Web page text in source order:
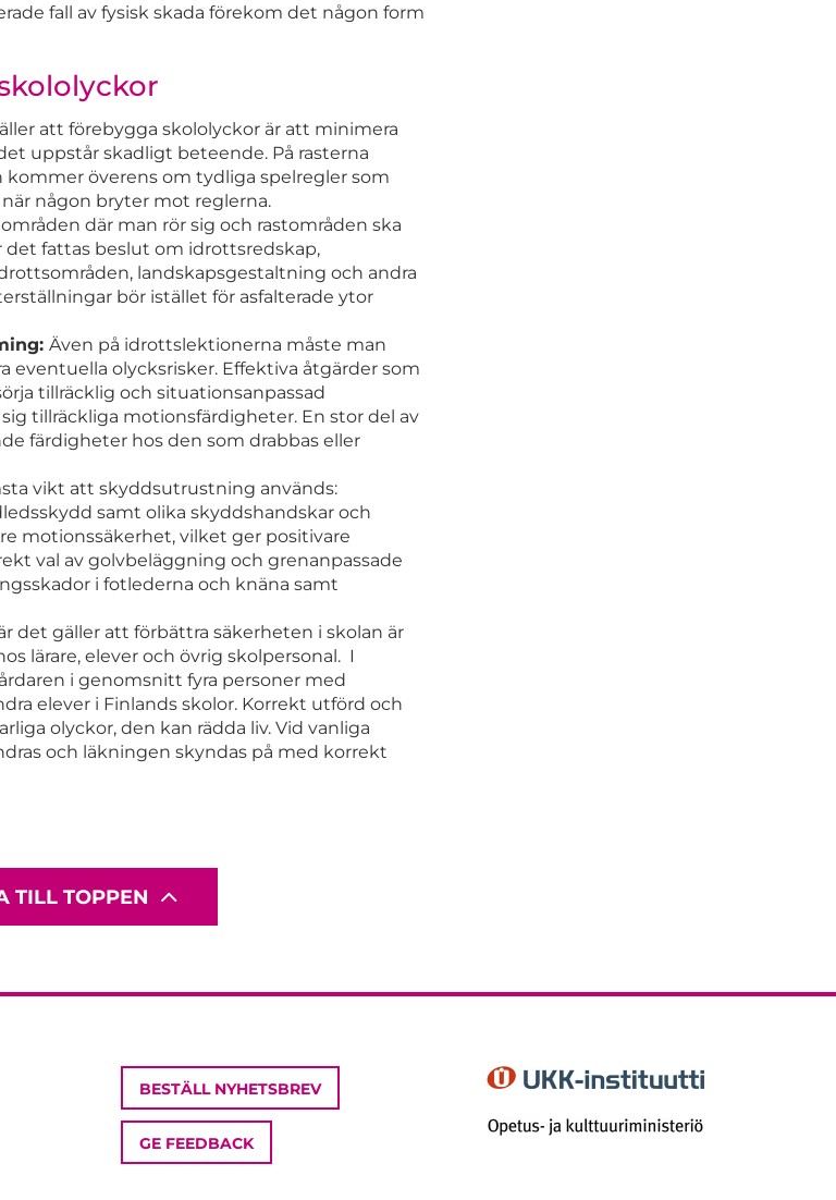
fall av fysisk skada förekom det någon form
att förebygga skololyckor är att minimera
uppstår skadligt beteende. På rasterna
överens om tydliga spelregler som
någon bryter mot reglerna.
där man rör sig och rastområden ska
fattas beslut om idrottsredskap,
landskapsgestaltning och andra
bör istället för asfalterade ytor
Även på idrottslektionerna måste man
eventuella olycksrisker. Effektiva åtgärder som
tillräcklig och situationsanpassad
tillräckliga motionsfärdigheter. En stor del av
färdigheter hos den som drabbas eller
vikt att skyddsutrustning används:
samt olika skyddshandskar och
motionssäkerhet, vilket ger positivare
val av golvbeläggning och grenanpassade
i fotlederna och knäna samt
det gäller att förbättra säkerheten i skolan är
lärare, elever och övrig skolpersonal. I
i genomsnitt fyra personer med
elever i Finlands skolor. Korrekt utförd och
olyckor, den kan rädda liv. Vid vanliga
och läkningen skyndas på med korrekt
TILL TOPPEN
BESTÄLL NYHETSBREV
GE FEEDBACK